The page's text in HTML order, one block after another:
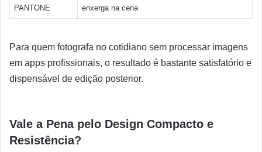
PANTONE
enxerga na cena
Para quem fotografa no cotidiano sem processar imagens
em apps profissionais, o resultado é bastante satisfatório e
dispensável de edição posterior.
Vale a Pena pelo Design Compacto e
Resistência?